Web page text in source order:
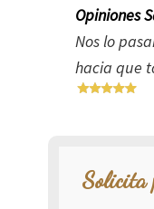
Opiniones
Nos lo
hacia que
Solicita